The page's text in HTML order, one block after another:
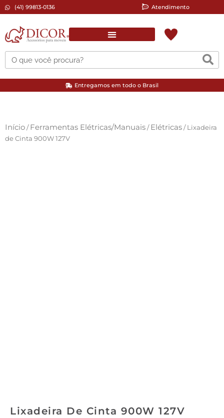
(41) 99813-0136 Atendimento
Entregamos em todo o Brasil
Início/Ferramentas Elétricas/Manuais/Elétricas/ Lixadeira
de Cinta 900W 127V
Lixadeira De Cinta 900W 127V